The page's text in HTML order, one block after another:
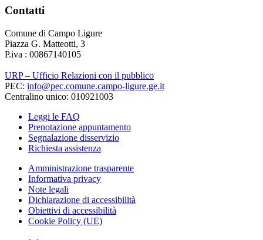
Contatti
Comune di Campo Ligure
Piazza G. Matteotti, 3
P.iva : 00867140105
URP – Ufficio Relazioni con il pubblico
PEC: info@pec.comune.campo-ligure.ge.it
Centralino unico: 010921003
Leggi le FAQ
Prenotazione appuntamento
Segnalazione disservizio
Richiesta assistenza
Amministrazione trasparente
Informativa privacy
Note legali
Dichiarazione di accessibilità
Obiettivi di accessibilità
Cookie Policy (UE)